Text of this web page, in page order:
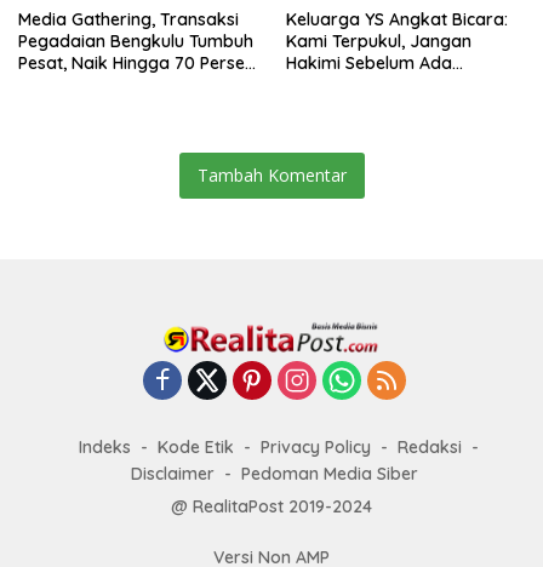
Media Gathering, Transaksi
Pegadaian Bengkulu Tumbuh
Pesat, Naik Hingga 70 Persen
Keluarga YS Angkat Bicara:
Kami Terpukul, Jangan
Hakimi Sebelum Ada
Tambah Komentar
Indeks Kode Etik Privacy Policy
Redaksi
Disclaimer
Pedoman Media Siber
@ RealitaPost 2019-2024
Versi Non AMP